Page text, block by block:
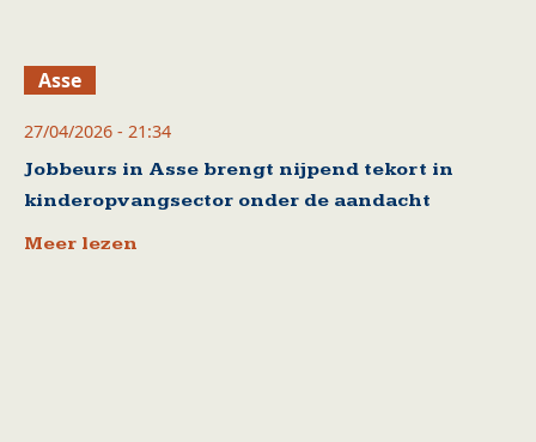
Asse
27/04/2026 - 21:34
Jobbeurs in Asse brengt nijpend tekort in
kinderopvangsector onder de aandacht
Meer lezen